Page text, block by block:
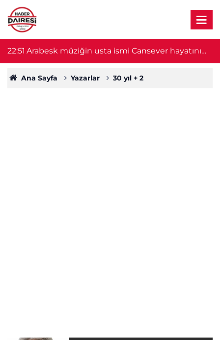
22:51 Arabesk müziğin usta ismi Cansever hayatını
kaybetti
Ana Sayfa Yazarlar 30 yıl + 2